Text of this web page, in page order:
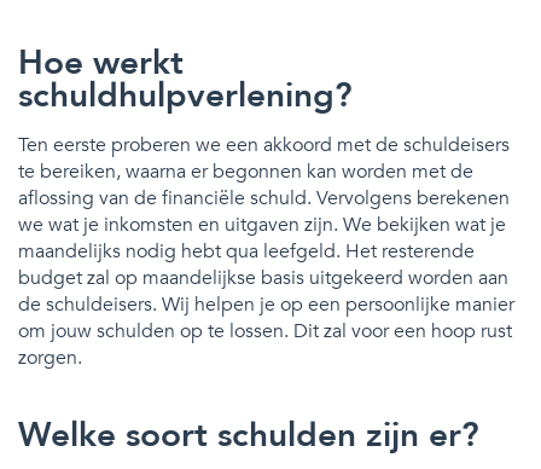
Hoe werkt
schuldhulpverlening?
Ten eerste proberen we een akkoord met de schuldeisers
te bereiken, waarna er begonnen kan worden met de
aflossing van de financiële schuld. Vervolgens berekenen
we wat je inkomsten en uitgaven zijn. We bekijken wat je
maandelijks nodig hebt qua leefgeld. Het resterende
budget zal op maandelijkse basis uitgekeerd worden aan
de schuldeisers. Wij helpen je op een persoonlijke manier
om jouw schulden op te lossen. Dit zal voor een hoop rust
zorgen.
Welke soort schulden zijn er?